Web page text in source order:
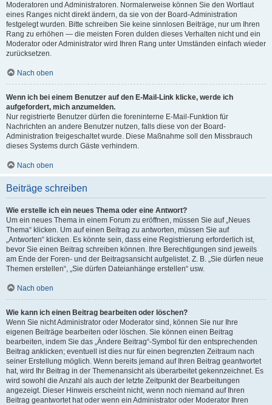
Moderatoren und Administratoren. Normalerweise können Sie den Wortlaut
eines Ranges nicht direkt ändern, da sie von der Board-Administration
festgelegt wurden. Bitte schreiben Sie keine sinnlosen Beiträge, nur um Ihren
Rang zu erhöhen — die meisten Foren dulden dieses Verhalten nicht und ein
Moderator oder Administrator wird Ihren Rang unter Umständen einfach wieder
zurücksetzen.
Nach oben
Wenn ich bei einem Benutzer auf den E-Mail-Link klicke, werde ich
aufgefordert, mich anzumelden.
Nur registrierte Benutzer dürfen die foreninterne E-Mail-Funktion für
Nachrichten an andere Benutzer nutzen, falls diese von der Board-
Administration freigeschaltet wurde. Diese Maßnahme soll den Missbrauch
dieses Systems durch Gäste verhindern.
Nach oben
Beiträge schreiben
Wie erstelle ich ein neues Thema oder eine Antwort?
Um ein neues Thema in einem Forum zu eröffnen, müssen Sie auf „Neues
Thema“ klicken. Um auf einen Beitrag zu antworten, müssen Sie auf
„Antworten“ klicken. Es könnte sein, dass eine Registrierung erforderlich ist,
bevor Sie einen Beitrag schreiben können. Ihre Berechtigungen sind jeweils
am Ende der Foren- und der Beitragsansicht aufgelistet. Z. B. „Sie dürfen neue
Themen erstellen“, „Sie dürfen Dateianhänge erstellen“ usw.
Nach oben
Wie kann ich einen Beitrag bearbeiten oder löschen?
Wenn Sie nicht Administrator oder Moderator sind, können Sie nur Ihre
eigenen Beiträge bearbeiten oder löschen. Sie können einen Beitrag
bearbeiten, indem Sie das „Ändere Beitrag“-Symbol für den entsprechenden
Beitrag anklicken; eventuell ist dies nur für einen begrenzten Zeitraum nach
seiner Erstellung möglich. Wenn bereits jemand auf Ihren Beitrag geantwortet
hat, wird Ihr Beitrag in der Themenansicht als überarbeitet gekennzeichnet. Es
wird sowohl die Anzahl als auch der letzte Zeitpunkt der Bearbeitungen
angezeigt. Dieser Hinweis erscheint nicht, wenn noch niemand auf Ihren
Beitrag geantwortet hat oder wenn ein Administrator oder Moderator Ihren